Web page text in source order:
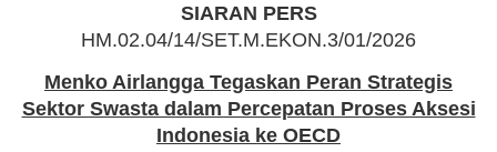
SIARAN PERS
HM.02.04/14/SET.M.EKON.3/01/2026
Menko Airlangga Tegaskan Peran Strategis
Sektor Swasta dalam Percepatan Proses Aksesi
Indonesia ke OECD